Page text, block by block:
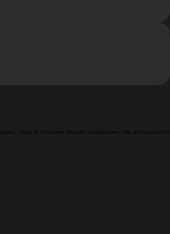
тире и любыми иными символами. Не допускаются